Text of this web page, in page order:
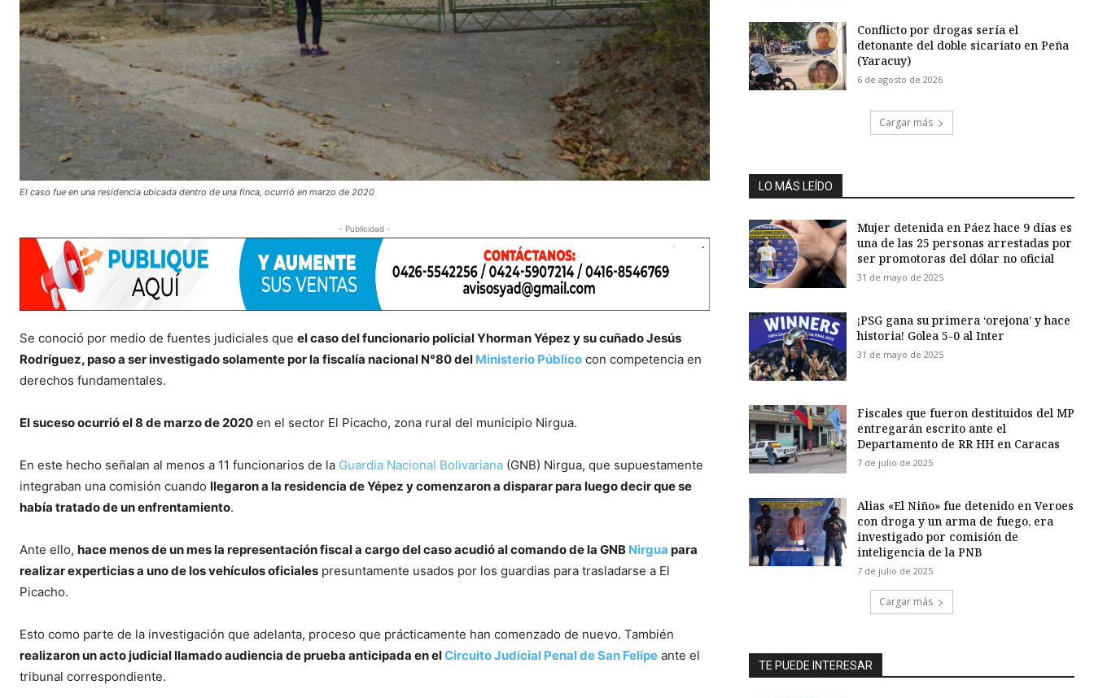
El caso fue en una residencia ubicada dentro de una finca, ocurrió en marzo de 2020
- Publicidad -
Se conoció por medio de fuentes judiciales que el caso del funcionario policial Yhorman Yépez y su cuñado Jesús
Rodríguez, paso a ser investigado solamente por la fiscalía nacional N°80 del Ministerio Público con competencia en
derechos fundamentales.
El suceso ocurrió el 8 de marzo de 2020 en el sector El Picacho, zona rural del municipio Nirgua.
En este hecho señalan al menos a 11 funcionarios de la Guardia Nacional Bolivariana (GNB) Nirgua, que supuestamente
integraban una comisión cuando llegaron a la residencia de Yépez y comenzaron a disparar para luego decir que se
había tratado de un enfrentamiento.
Ante ello, hace menos de un mes la representación fiscal a cargo del caso acudió al comando de la GNB Nirgua para
realizar experticias a uno de los vehículos oficiales presuntamente usados por los guardias para trasladarse a El
Picacho.
Esto como parte de la investigación que adelanta, proceso que prácticamente han comenzado de nuevo. También
realizaron un acto judicial llamado audiencia de prueba anticipada en elCircuito Judicial Penal de San Felipe ante el
tribunal correspondiente.
Conflicto por drogas sería el
detonante del doble sicariato en Peña
(Yaracuy)
6 de agosto de 2026
Cargar más
LO MÁS LEÍDO
Mujer detenida en Páez hace 9 días es
una de las 25 personas arrestadas por
ser promotoras del dólar no oficial
31 de mayo de 2025
¡PSG gana su primera ‘orejona’ y hace
historia! Golea 5-0 al Inter
31 de mayo de 2025
Fiscales que fueron destituidos del MP
entregarán escrito ante el
Departamento de RR HH en Caracas
7 de julio de 2025
Alias «El Niño» fue detenido en Veroes
con droga y un arma de fuego, era
investigado por comisión de
inteligencia de la PNB
7 de julio de 2025
Cargar más
TE PUEDE INTERESAR